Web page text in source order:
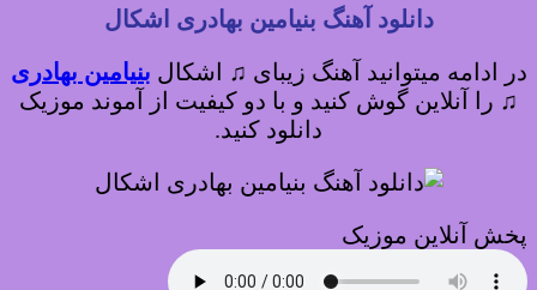
دانلود آهنگ بنیامین بهادری اشکال
در ادامه میتوانید آهنگ زیبای ♫ اشکال بنیامین بهادری
♫ را آنلاین گوش کنید و با دو کیفیت از آموند موزیک
دانلود کنید.
پخش آنلاین موزیک